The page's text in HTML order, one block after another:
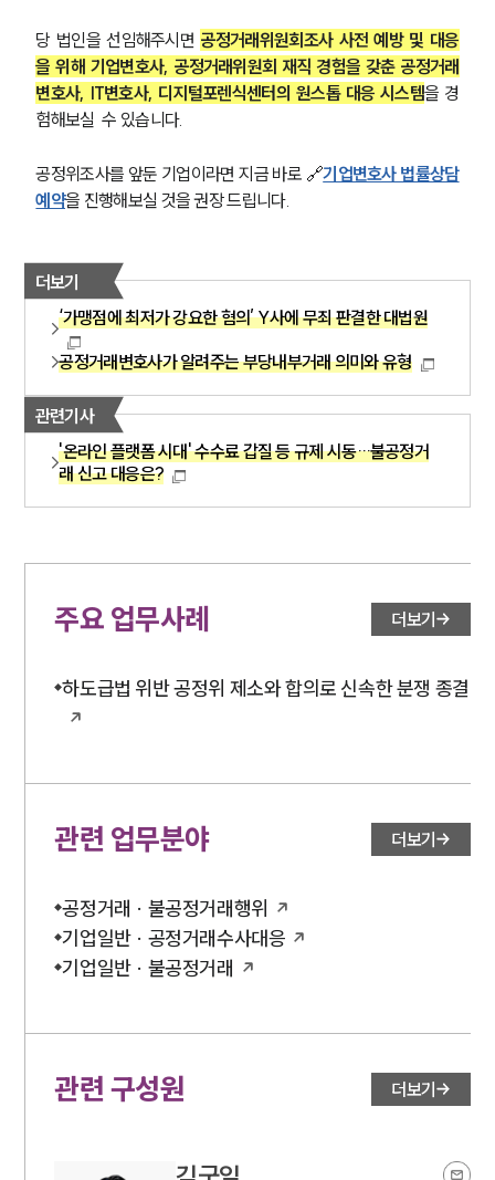
당 법인을 선임해주시면 공정거래위원회조사 사전 예방 및 대응
을 위해 기업변호사, 공정거래위원회 재직 경험을 갖춘 공정거래
변호사, IT변호사, 디지털포렌식센터의 원스톱 대응 시스템을 경
험해보실  수 있습니다.
공정위조사를 앞둔 기업이라면 지금 바로 🔗기업변호사 법률상담
예약을 진행해보실 것을 권장 드립니다.
더보기
‘가맹점에 최저가 강요한 혐의’ Y사에 무죄 판결한 대법원
공정거래변호사가 알려주는 부당내부거래 의미와 유형
관련기사
'온라인 플랫폼 시대' 수수료 갑질 등 규제 시동…불공정거
래 신고 대응은?
주요 업무사례 더보기
하도급법 위반 공정위 제소와 합의로 신속한 분쟁 종결
관련 업무분야 더보기
공정거래 · 불공정거래행위
기업일반 · 공정거래수사대응
기업일반 · 불공정거래
관련 구성원 더보기